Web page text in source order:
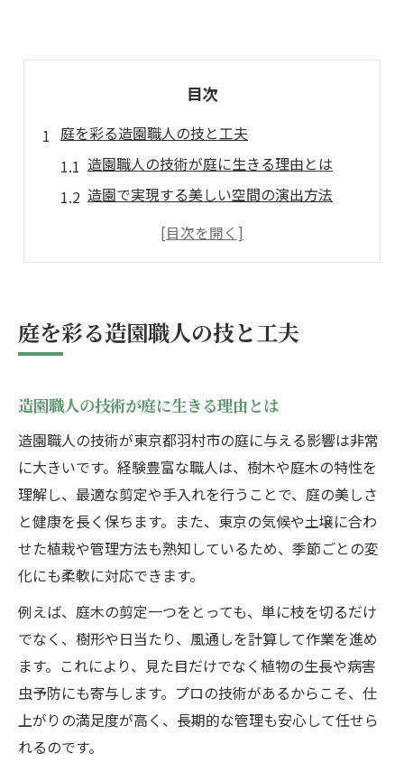
目次
庭を彩る造園職人の技と工夫
造園職人の技術が庭に生きる理由とは
造園で実現する美しい空間の演出方法
職人の工夫が映える造園作業のポイント
理想の庭づくりへ造園の基本知識
造園の基本を知り理想の庭を描く方法
基礎から学ぶ造園と植栽のバランス感覚
造園職人が教える庭づくりの基本手順
庭の手入れも考慮した造園の基礎知識
信頼できる造園職人選びのコツ
造園職人選びで重視したい信頼の要素
造園の実績や事例から職人を見極める方法
資格や経験で見る造園職人の信頼性評価
口コミやレビュー活用した造園職人選び
満足度を高める造園依頼の流れ
造園依頼の流れと準備するべきポイント
造園相談から見積もりまでの安心な進め方
庭を彩る造園職人の技と工夫
造園職人の技術が庭に生きる理由とは
造園職人の技術が東京都羽村市の庭に与える影響は非常
に大きいです。経験豊富な職人は、樹木や庭木の特性を
理解し、最適な剪定や手入れを行うことで、庭の美しさ
と健康を長く保ちます。また、東京の気候や土壌に合わ
せた植栽や管理方法も熟知しているため、季節ごとの変
化にも柔軟に対応できます。
例えば、庭木の剪定一つをとっても、単に枝を切るだけ
でなく、樹形や日当たり、風通しを計算して作業を進め
ます。これにより、見た目だけでなく植物の生長や病害
虫予防にも寄与します。プロの技術があるからこそ、仕
上がりの満足度が高く、長期的な管理も安心して任せら
れるのです。